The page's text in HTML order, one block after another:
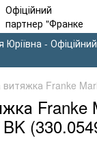
-
витяжка Franke
Franke